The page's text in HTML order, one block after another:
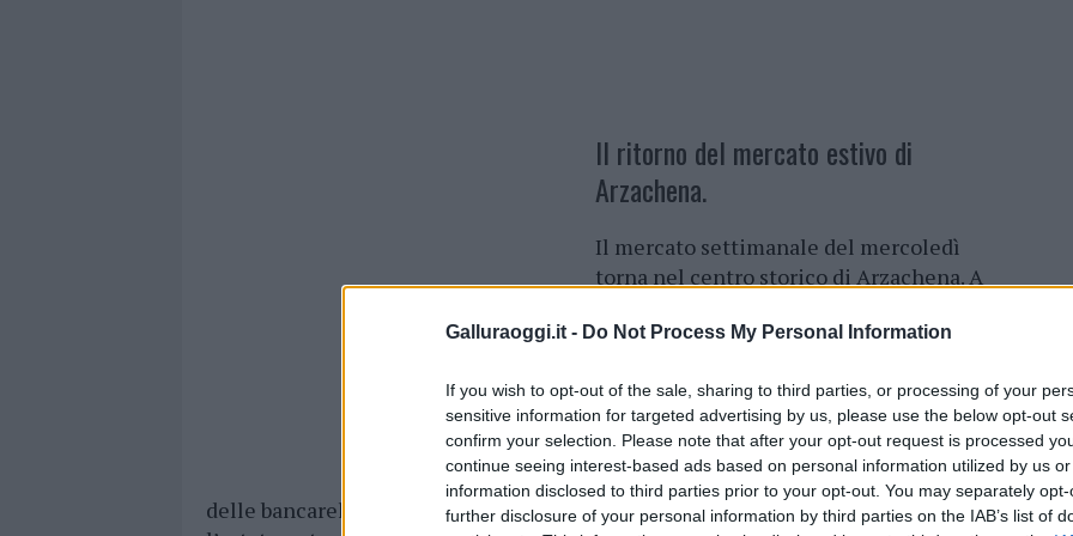
Galluraoggi.it - Do Not Process My Personal Information
If you wish to opt-out of the sale, sharing to third parties, or processing of your
sensitive information for targeted advertising by us, please use the below opt-out
confirm your selection. Please note that after your opt-out request is processed
continue seeing interest-based ads based on personal information utilized by us
information disclosed to third parties prior to your opt-out. You may separately
further disclosure of your personal information by third parties on the IAB’s list of
Il ritorno del mercato estivo di
Arzachena.
Il mercato settimanale del mercoledì
torna nel centro storico di Arzachena. A
fatto sapere che tornerà con una nuova
Ruzittu, via San Pietro, via Firenze, corso
Garibaldi e alcune vie laterali.
I nuovi orari prevedono l’installazione
delle bancarelle a partire dalle 6:30 e fino alle 14:30. Con il ritorno del mercato